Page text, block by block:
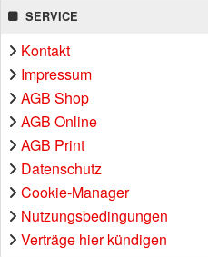
SERVICE
Kontakt
Impressum
AGB Shop
AGB Online
AGB Print
Datenschutz
Cookie-Manager
Nutzungsbedingungen
Verträge hier kündigen